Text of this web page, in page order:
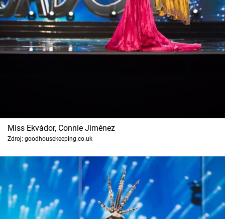
Miss Ekvádor, Connie Jiménez
Zdroj: goodhousekeeping.co.uk